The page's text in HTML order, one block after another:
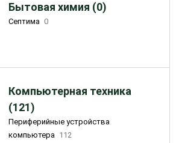
Бытовая химия (0)
Септима 0
Компьютерная техника
(121)
Периферийные устройства
компьютера 112